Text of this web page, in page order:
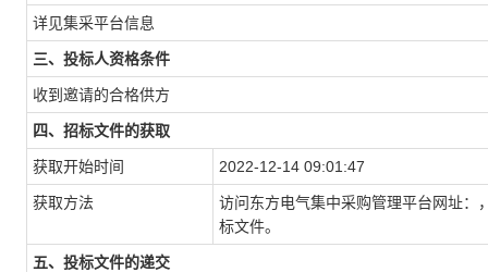
详见集采平台信息
三、投标人资格条件
收到邀请的合格供方
四、招标文件的获取
获取开始时间 2022-12-14 09:01:47
获取方法
访问东方电气集中采购管理平台网址：
标文件。
五、投标文件的递交